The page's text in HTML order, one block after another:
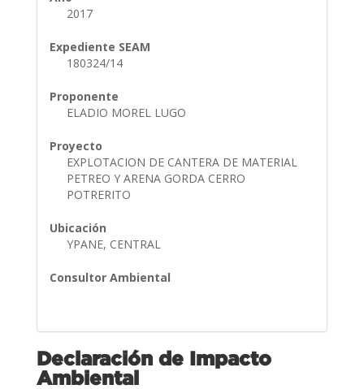
2017
Expediente SEAM
180324/14
Proponente
ELADIO MOREL LUGO
Proyecto
EXPLOTACION DE CANTERA DE MATERIAL
PETREO Y ARENA GORDA CERRO
POTRERITO
Ubicación
YPANE, CENTRAL
Consultor Ambiental
Declaración de Impacto
Ambiental